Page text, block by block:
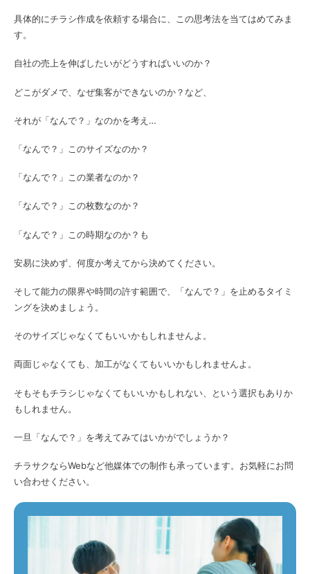
具体的にチラシ作成を依頼する場合に、この思考法を当てはめてみま
す。
自社の売上を伸ばしたいがどうすればいいのか？
どこがダメで、なぜ集客ができないのか？など、
それが「なんで？」なのかを考え…
「なんで？」このサイズなのか？
「なんで？」この業者なのか？
「なんで？」この枚数なのか？
「なんで？」この時期なのか？も
安易に決めず、何度か考えてから決めてください。
そして能力の限界や時間の許す範囲で、「なんで？」を止めるタイミ
ングを決めましょう。
そのサイズじゃなくてもいいかもしれませんよ。
両面じゃなくても、加工がなくてもいいかもしれませんよ。
そもそもチラシじゃなくてもいいかもしれない、という選択もありか
もしれません。
一旦「なんで？」を考えてみてはいかがでしょうか？
チラサクならWebなど他媒体での制作も承っています。お気軽にお問
い合わせください。